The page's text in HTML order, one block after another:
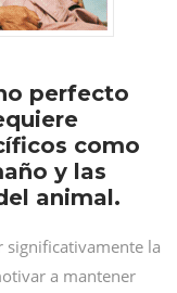
perfecto
como
y las
animal.
significativamente la
a mantener